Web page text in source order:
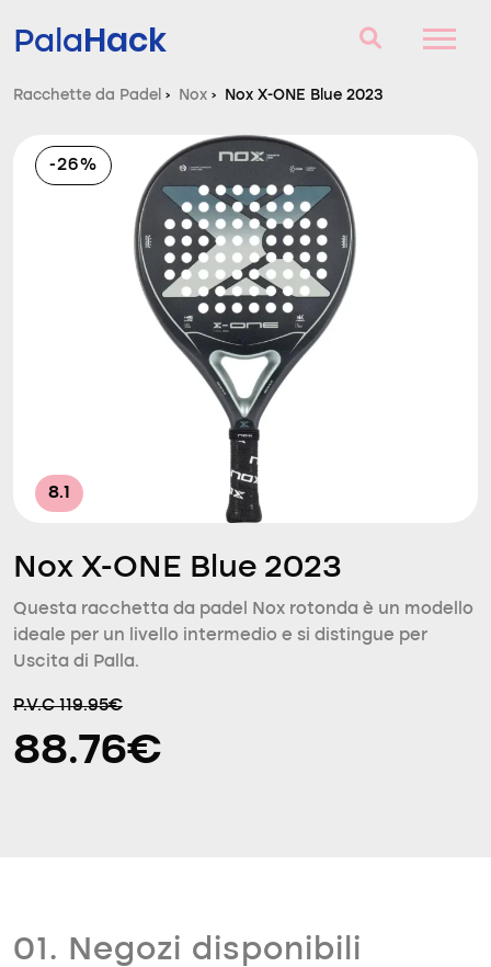
PalaHack
Racchette da Padel
Domande e risposte
Comparatore
Racchette da Padel › Nox › Nox X-ONE Blue 2023
-26%
8.1
Nox X-ONE Blue 2023
Questa racchetta da padel Nox rotonda è un modello
ideale per un livello intermedio e si distingue per
Uscita di Palla.
P.V.C 119.95€
88.76€
01. Negozi disponibili